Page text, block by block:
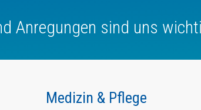
Anregungen sind uns
Medizin & Pflege